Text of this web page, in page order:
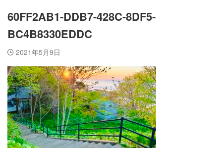
60FF2AB1-DDB7-428C-8DF5-
BC4B8330EDDC
2021年5月9日